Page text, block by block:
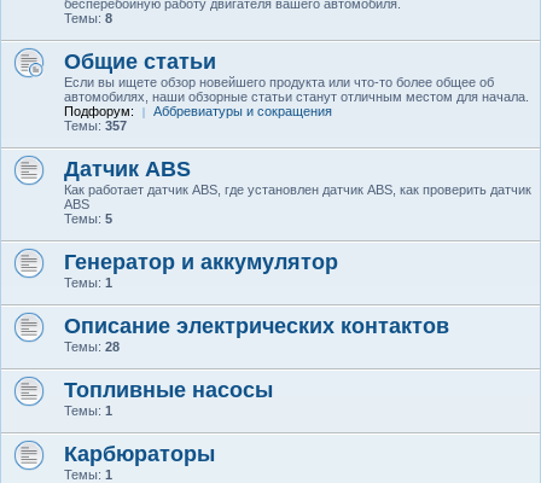
бесперебойную работу двигателя вашего автомобиля.
Темы: 8
Общие статьи
Если вы ищете обзор новейшего продукта или что-то более общее об
автомобилях, наши обзорные статьи станут отличным местом для начала.
Подфорум:
Аббревиатуры и сокращения
Темы: 357
Датчик ABS
Как работает датчик ABS, где установлен датчик ABS, как проверить датчик
ABS
Темы: 5
Генератор и аккумулятор
Темы: 1
Описание электрических контактов
Темы: 28
Топливные насосы
Темы: 1
Карбюраторы
Темы: 1